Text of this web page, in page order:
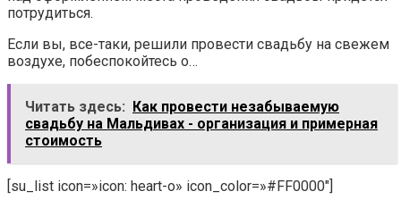
потрудиться.
Если вы, все-таки, решили провести свадьбу на свежем
воздухе, побеспокойтесь о…
Читать здесь: Как провести незабываемую
свадьбу на Мальдивах - организация и примерная
стоимость
[su_list icon=»icon: heart-o» icon_color=»#FF0000″]